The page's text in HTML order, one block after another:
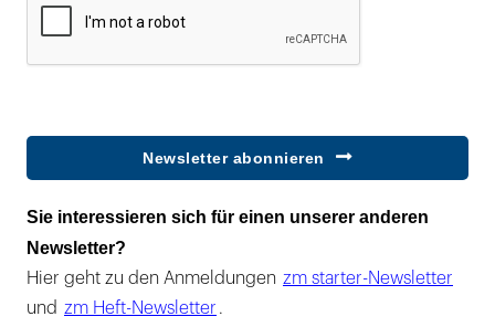
Newsletter abonnieren
Sie interessieren sich für einen unserer anderen
Newsletter?
Hier geht zu den Anmeldungen zm starter-Newsletter
und zm Heft-Newsletter .